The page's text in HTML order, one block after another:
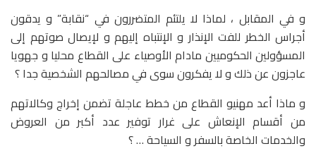
و في المقابل ، لماذا لا يلتئم المتضررون في “نقابة” و يدقون
أجراس الخطر للفت الإنذار و الإنتباه إليهم و لإيصال صوتهم إلى
المسؤولين الحكوميين مادام الأوصياء على القطاع محليا و جهويا
عاجزون عن ذلك و لا يفكرون سوى في مصالحهم الشخصية جدا ؟
و ماذا أعد مهنيو القطاع من خطط عاجلة تضمن إخراج وكالاتهم
من أقسام الإنعاش على غرار توفير عدد أكبر من العروض
والخدمات الخاصة بالسفر و السياحة … ؟